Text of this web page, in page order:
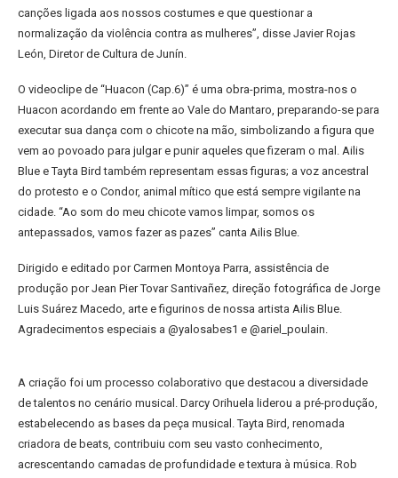
canções ligada aos nossos costumes e que questionar a
normalização da violência contra as mulheres”, disse Javier Rojas
León, Diretor de Cultura de Junín.
O videoclipe de “Huacon (Cap.6)” é uma obra-prima, mostra-nos o
Huacon acordando em frente ao Vale do Mantaro, preparando-se para
executar sua dança com o chicote na mão, simbolizando a figura que
vem ao povoado para julgar e punir aqueles que fizeram o mal. Ailis
Blue e Tayta Bird também representam essas figuras; a voz ancestral
do protesto e o Condor, animal mítico que está sempre vigilante na
cidade. “Ao som do meu chicote vamos limpar, somos os
antepassados, vamos fazer as pazes” canta Ailis Blue.
Dirigido e editado por Carmen Montoya Parra, assistência de
produção por Jean Pier Tovar Santivañez, direção fotográfica de Jorge
Luis Suárez Macedo, arte e figurinos de nossa artista Ailis Blue.
Agradecimentos especiais a @yalosabes1 e @ariel_poulain.
A criação foi um processo colaborativo que destacou a diversidade
de talentos no cenário musical. Darcy Orihuela liderou a pré-produção,
estabelecendo as bases da peça musical. Tayta Bird, renomada
criadora de beats, contribuiu com seu vasto conhecimento,
acrescentando camadas de profundidade e textura à música. Rob